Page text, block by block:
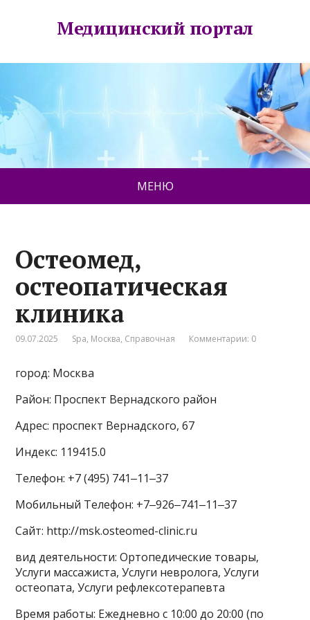
Медицинский портал
МЕНЮ
Остеомед,
остеопатическая
клиника
09.07.2025 Spa, Москва, Справочная Комментарии: 0
город: Москва
Район: Проспект Вернадского район
Адрес: проспект Вернадского, 67
Индекс: 119415.0
Телефон: +7 (495) 741‒11‒37
Мобильный Телефон: +7‒926‒741‒11‒37
Сайт: http://msk.osteomed-clinic.ru
вид деятельности: Ортопедические товары,
Услуги массажиста, Услуги невролога, Услуги
остеопата, Услуги рефлексотерапевта
Время работы: Ежедневно с 10:00 до 20:00 (по